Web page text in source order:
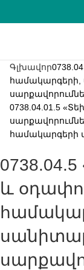
Գլխավոր
0738.04.01.5
համակարգերի
0738.04.5 «Ներքին ջեռուցման
և